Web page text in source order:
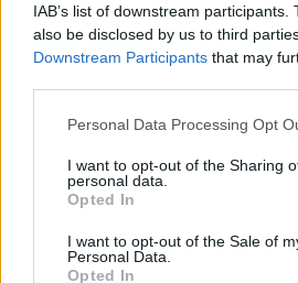
IAB’s list of downstream
also be disclosed by us to third
Downstream Participants that may
Please note that this website/app
not limited to your visit or usage
grant or deny consent to Google and
use your data for below specified
consent section.
Personal Data Processing Opt
I want to opt-out of the Sharing
personal data.
Opted In
I want to opt-out of the Sale of
Personal Data.
Opted In